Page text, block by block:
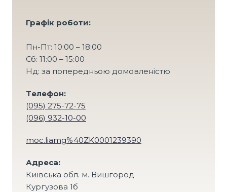
Графік роботи:
Пн-Пт: 10:00 – 18:00
Сб: 11:00 – 15:00
Нд: за попередньою домовленістю
Tелефон:
(095) 275-72-75
(096) 932-10-00
moc.liamg%40ZK0001239390
Адреса:
Київська обл. м. Вишгород
Кургузова 1б